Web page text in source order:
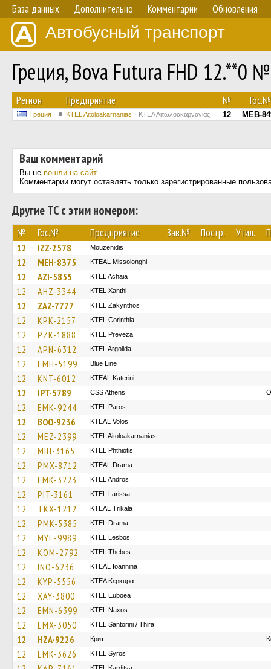
База данных Дополнительно Комментарии Обновления
Автобусный транспорт
Греция, Bova Futura FHD 12.**0
Регион Предприятие № Гос.№
Греция KTEL Aitoloakarnanias ΚΤΕΛ Αιτωλοακαρνανίας 12 MEB-
Ваш комментарий
Вы не вошли на сайт.
Комментарии могут оставлять только зарегистрированные
Другие ТС с этим номером:
№ Гос.№ Предприятие Зав.№ Постр. Утил.
12 IZZ-2578 Mouzenidis
12 MEH-8375 KTEAL Missolonghi
12 AZI-5855 KTEL Achaia
12 AHZ-3344 KTEL Xanthi
12 ZAZ-7777 KTEL Zakynthos
12 KPK-2157 KTEL Corinthia
12 PZK-1888 KTEL Preveza
12 APN-6312 KTEL Argolida
12 EMH-5199 Blue Line
12 KNT-6012 KTEAL Katerini
12 IPT-5789 CSS Athens
12 EMK-9244 KTEL Paros
12 BOO-9236 KTEAL Volos
12 MEZ-2399 KTEL Aitoloakarnanias
12 MIH-3165 ΚΤΕL Phthiotis
12 PMX-8712 KTEAL Drama
12 EMK-3223 KTEL Andros
12 PIT-3161 KTEL Larissa
12 TKX-1212 KTEAL Trikala
12 PMK-5385 KTEL Drama
12 MYE-9989 KTEL Lesbos
12 KOM-2792 KTEL Thebes
12 INO-6236 KTEAL Ioannina
12 KYP-5556 ΚΤΕΛ Κέρκυρα
12 XAY-3800 ΚΤΕL Euboea
12 EMN-6399 KTEL Naxos
12 EMX-3050 KTEL Santorini / Thira
12 HZA-9226 Крит
12 EMK-3626 KTEL Syros